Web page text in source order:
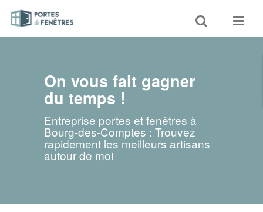
Toggle
search
Toggle
On vous fait gagner
du temps !
Entreprise portes et fenêtres à
Bourg-des-Comptes : Trouvez
rapidement les meilleurs artisans
autour de moi